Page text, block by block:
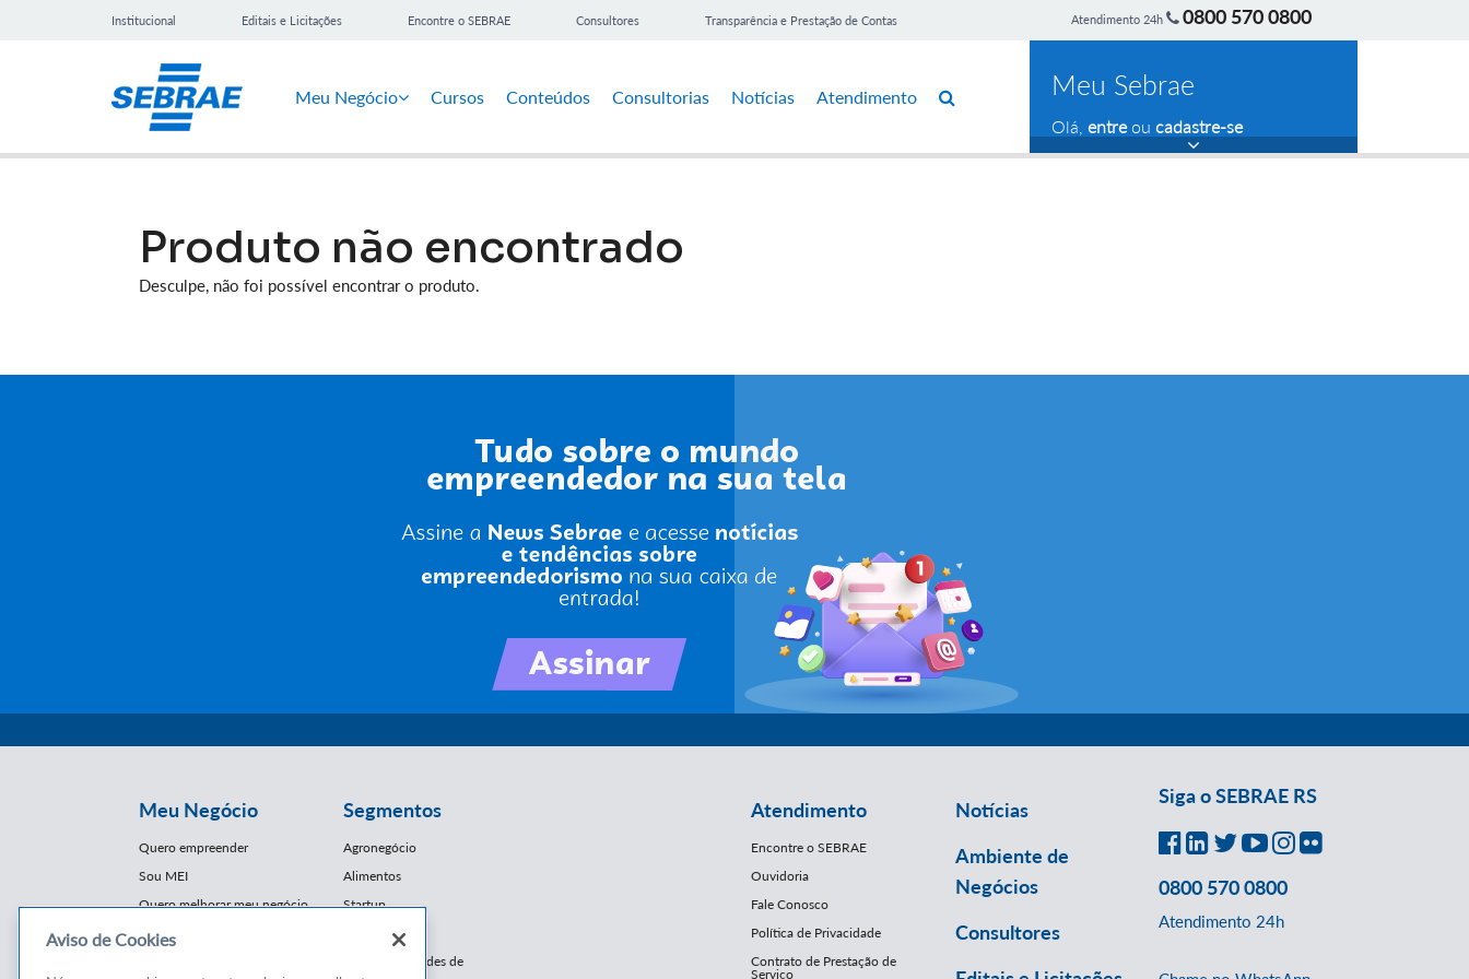
Institucional Editais e Licitações Encontre o SEBRAE Consultores Transparência e Prestação de Contas Atendimento 24h 0800 570 0800
Meu Negócio Cursos Conteúdos Consultorias Notícias Atendimento Meu Sebrae
Olá, entreou cadastre-se
Produto não encontrado
Desculpe, não foi possível encontrar o produto.
Meu Negócio
Quero empreender
Sou MEI
Quero melhorar meu negócio
Segmentos
Agronegócio
Alimentos
Startup
E-Commerce
Franquias / Redes de
Cooperação
Atendimento
Encontre o SEBRAE
Ouvidoria
Fale Conosco
Política de Privacidade
Contrato de Prestação de
Serviço
Notícias
Ambiente de
Negócios
Consultores
Siga o SEBRAE RS
0800 570 0800
Atendimento 24h
Aviso de Cookies